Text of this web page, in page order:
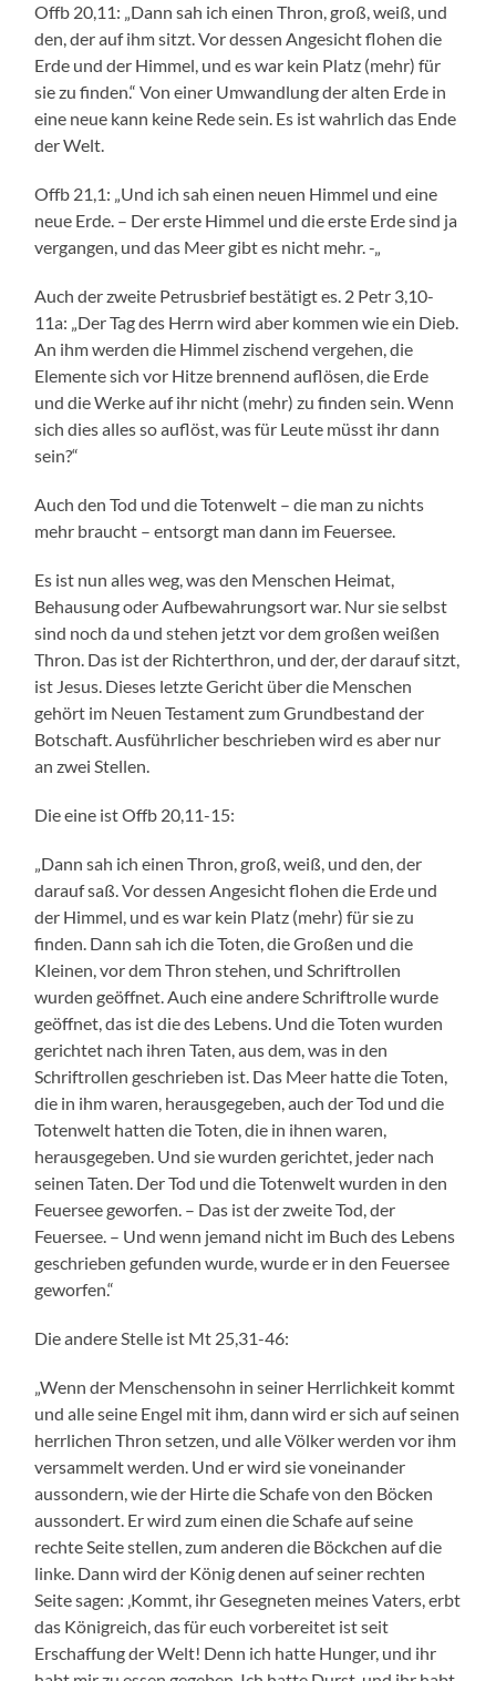
Offb 20,11: „Dann sah ich einen Thron, groß, weiß, und
den, der auf ihm sitzt. Vor dessen Angesicht flohen die
Erde und der Himmel, und es war kein Platz (mehr) für
sie zu finden.“ Von einer Umwandlung der alten Erde in
eine neue kann keine Rede sein. Es ist wahrlich das Ende
der Welt.
Offb 21,1: „Und ich sah einen neuen Himmel und eine
neue Erde. – Der erste Himmel und die erste Erde sind ja
vergangen, und das Meer gibt es nicht mehr. -„
Auch der zweite Petrusbrief bestätigt es. 2 Petr 3,10-
11a: „Der Tag des Herrn wird aber kommen wie ein Dieb.
An ihm werden die Himmel zischend vergehen, die
Elemente sich vor Hitze brennend auflösen, die Erde
und die Werke auf ihr nicht (mehr) zu finden sein. Wenn
sich dies alles so auflöst, was für Leute müsst ihr dann
sein?“
Auch den Tod und die Totenwelt – die man zu nichts
mehr braucht – entsorgt man dann im Feuersee.
Es ist nun alles weg, was den Menschen Heimat,
Behausung oder Aufbewahrungsort war. Nur sie selbst
sind noch da und stehen jetzt vor dem großen weißen
Thron. Das ist der Richterthron, und der, der darauf sitzt,
ist Jesus. Dieses letzte Gericht über die Menschen
gehört im Neuen Testament zum Grundbestand der
Botschaft. Ausführlicher beschrieben wird es aber nur
an zwei Stellen.
Die eine ist Offb 20,11-15:
„Dann sah ich einen Thron, groß, weiß, und den, der
darauf saß. Vor dessen Angesicht flohen die Erde und
der Himmel, und es war kein Platz (mehr) für sie zu
finden. Dann sah ich die Toten, die Großen und die
Kleinen, vor dem Thron stehen, und Schriftrollen
wurden geöffnet. Auch eine andere Schriftrolle wurde
geöffnet, das ist die des Lebens. Und die Toten wurden
gerichtet nach ihren Taten, aus dem, was in den
Schriftrollen geschrieben ist. Das Meer hatte die Toten,
die in ihm waren, herausgegeben, auch der Tod und die
Totenwelt hatten die Toten, die in ihnen waren,
herausgegeben. Und sie wurden gerichtet, jeder nach
seinen Taten. Der Tod und die Totenwelt wurden in den
Feuersee geworfen. – Das ist der zweite Tod, der
Feuersee. – Und wenn jemand nicht im Buch des Lebens
geschrieben gefunden wurde, wurde er in den Feuersee
geworfen.“
Die andere Stelle ist Mt 25,31-46:
„Wenn der Menschensohn in seiner Herrlichkeit kommt
und alle seine Engel mit ihm, dann wird er sich auf seinen
herrlichen Thron setzen, und alle Völker werden vor ihm
versammelt werden. Und er wird sie voneinander
aussondern, wie der Hirte die Schafe von den Böcken
aussondert. Er wird zum einen die Schafe auf seine
rechte Seite stellen, zum anderen die Böckchen auf die
linke. Dann wird der König denen auf seiner rechten
Seite sagen: ‚Kommt, ihr Gesegneten meines Vaters, erbt
das Königreich, das für euch vorbereitet ist seit
Erschaffung der Welt! Denn ich hatte Hunger, und ihr